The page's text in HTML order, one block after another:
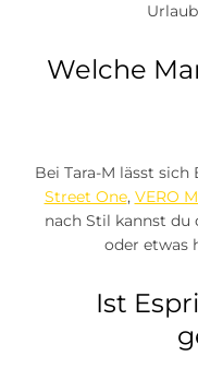
Welche
Bei Tara-M lässt
Street One, VERO
nach Stil kannst du
oder etwas
Ist